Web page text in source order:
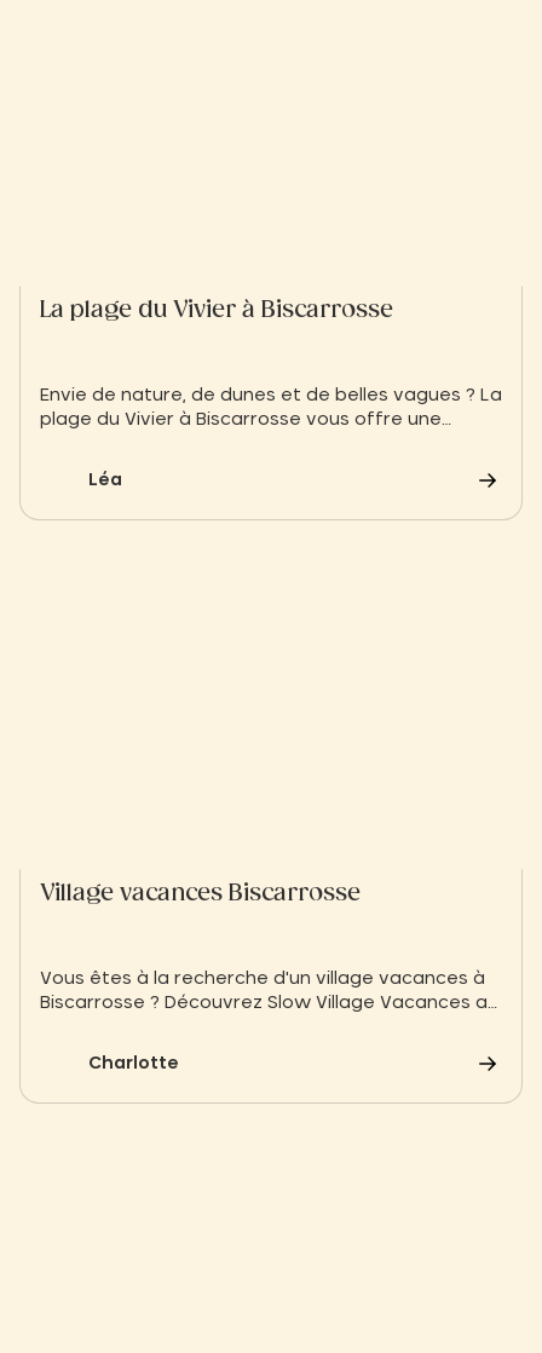
La plage du Vivier à Biscarrosse
Envie de nature, de dunes et de belles vagues ? La
plage du Vivier à Biscarrosse vous offre une
landaise.
Léa
Village vacances Biscarrosse
Vous êtes à la recherche d'un village vacances à
Biscarrosse ? Découvrez Slow Village Vacances au
Charlotte